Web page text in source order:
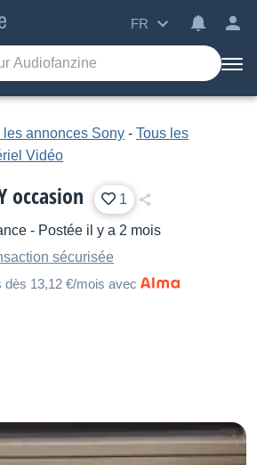
FR
les annonces Sony - Tous les
Vidéo
occasion 1
- Postée il y a 2 mois
sécurisée
dès 13,12 €/mois avec